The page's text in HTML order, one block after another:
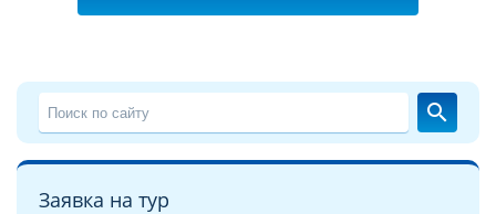
search
Заявка на тур